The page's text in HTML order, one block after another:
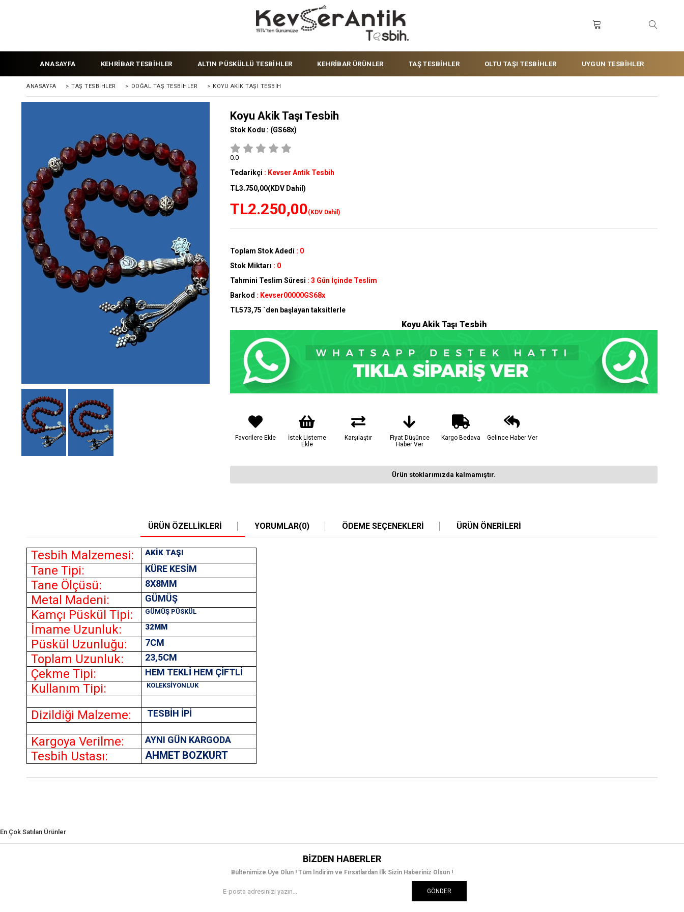
ANASAYFA KEHRİBAR TESBİHLER ALTIN PÜSKÜLLÜ TESBİHLER KEHRİBAR ÜRÜNLER TAŞ TESBİHLER OLTU TAŞI TESBİHLER UYGUN TESBİHLER
ANASAYFA > TAŞ TESBİHLER > DOĞAL TAŞ TESBİHLER > KOYU AKIK TAŞI TESBIH
Koyu Akik Taşı Tesbih
Stok Kodu : (GS68x)
0.0
Tedarikçi : Kevser Antik Tesbih
TL3.750,00(KDV Dahil)
TL2.250,00(KDV Dahil)
Toplam Stok Adedi : 0
Stok Miktarı : 0
Tahmini Teslim Süresi : 3 Gün İçinde Teslim
Barkod : Kevser00000GS68x
TL573,75 `den başlayan taksitlerle
Koyu Akik Taşı Tesbih
Favorilere Ekle
İstek Listeme
Ekle
Karşılaştır
Fiyat Düşünce
Haber Ver
Kargo Bedava Gelince Haber Ver
Ürün stoklarımızda kalmamıştır.
ÜRÜN ÖZELLIKLERI YORUMLAR(0) ÖDEME SEÇENEKLERI ÜRÜN ÖNERILERI
Tesbih Malzemesi: AKİK TAŞI
Tane Tipi: KÜRE KESİM
Tane Ölçüsü: 8X8MM
Metal Madeni: GÜMÜŞ
Kamçı Püskül Tipi: GÜMÜŞ PÜSKÜL
İmame Uzunluk: 32MM
Püskül Uzunluğu: 7CM
Toplam Uzunluk: 23,5CM
Çekme Tipi: HEM TEKLİ HEM ÇİFTLİ
Kullanım Tipi: KOLEKSİYONLUK
Dizildiği Malzeme: TESBİH İPİ
Kargoya Verilme: AYNI GÜN KARGODA
Tesbih Ustası: AHMET BOZKURT
En Çok Satılan Ürünler
BIZDEN HABERLER
Bültenimize Üye Olun ! Tüm İndirim ve Fırsatlardan İlk Sizin Haberiniz Olsun !
GÖNDER